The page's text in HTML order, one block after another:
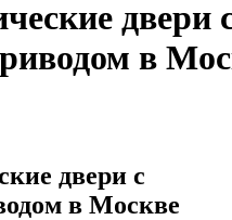
двери
в
двери с
в Москве